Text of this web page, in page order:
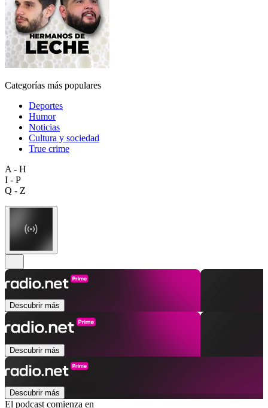
Categorías más populares
Deportes
Humor
Noticias
Cultura y sociedad
True crime
A - H
I - P
Q - Z
Descubrir más
Descubrir más
Descubrir más
El podcast comienza en